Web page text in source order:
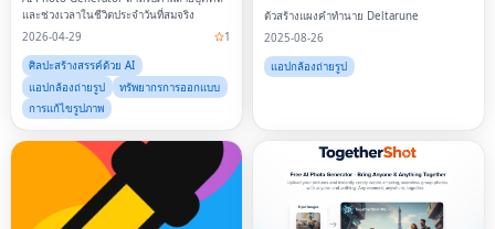
และช่วงเวลาในชีวิตประจำวันที่สมจริง
2026-04-29
1
ศิลปะสร้างสรรค์ด้วย AI
แอปกล้องถ่ายรูป
ทรัพยากรการออกแบบ
การแก้ไขรูปภาพ
ตัวสร้างแผงคำทำนาย Deltarune
2025-08-26
แอปกล้องถ่ายรูป